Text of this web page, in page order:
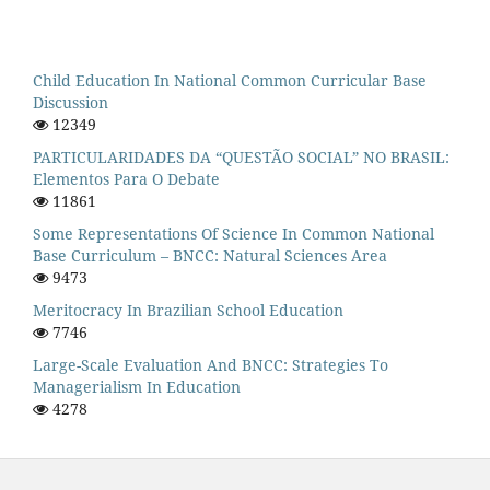
Child Education In National Common Curricular Base
Discussion
12349
PARTICULARIDADES DA “QUESTÃO SOCIAL” NO BRASIL:
Elementos Para O Debate
11861
Some Representations Of Science In Common National
Base Curriculum – BNCC: Natural Sciences Area
9473
Meritocracy In Brazilian School Education
7746
Large-Scale Evaluation And BNCC: Strategies To
Managerialism In Education
4278